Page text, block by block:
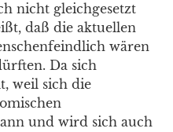
nicht gleichgesetzt
daß die aktuellen
wären
Da sich
weil sich die
und wird sich auch